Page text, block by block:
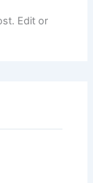
Edit or